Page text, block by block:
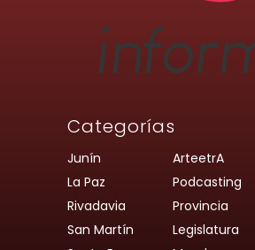
Categorías
Junín
La Paz
Rivadavia
San Martín
ArteetrA
Podcasting
Provincia
Legislatura